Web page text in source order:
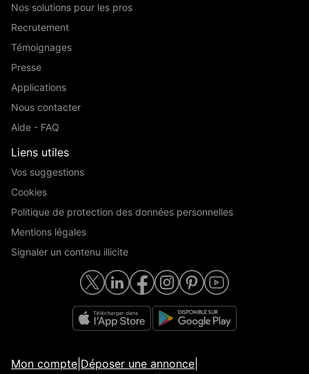
Nos solutions pour les pros
Recrutement
Témoignages
Presse
Applications
Nous contacter
Aide - FAQ
Liens utiles
Vos suggestions
Cookies
Politique de protection des données personnelles
Mentions légales
Signaler un contenu illicite
Mon compte Déposer une annonce